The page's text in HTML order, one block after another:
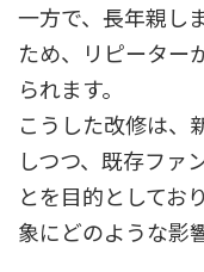
一方で、長年親し
ため、リピーター
られます。
こうした改修は、
しつつ、既存ファ
とを目的としてお
象にどのような影